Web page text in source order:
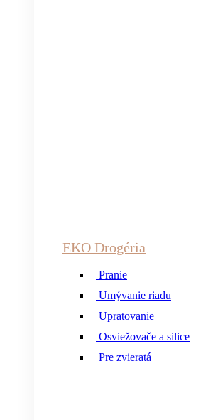
EKO Drogéria
Pranie
Umývanie riadu
Upratovanie
Osviežovače a silice
Pre zvieratá